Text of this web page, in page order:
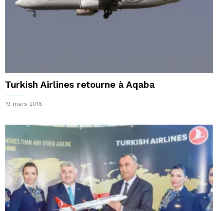
Turkish Airlines retourne à Aqaba
19 mars 2018